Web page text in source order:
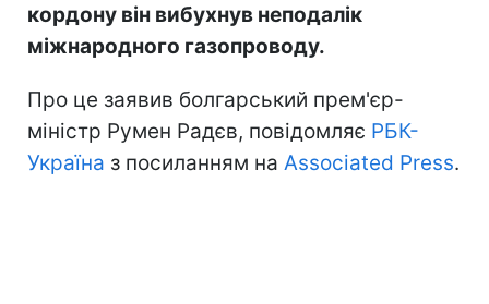
кордону він вибухнув неподалік
міжнародного газопроводу.
Про це заявив болгарський прем'єр-
міністр Румен Радєв, повідомляє РБК-
Україна з посиланням на Associated Press.